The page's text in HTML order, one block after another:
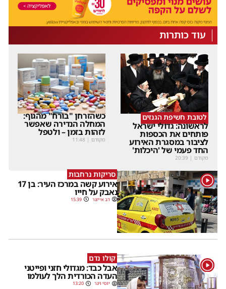
עוד כותרות
לטובת חשיפת הגנזים
לראשונה: גדולי ישראל
פותחים את הכספות
לציבור במסגרת האירוע
החד פעמי של 'היכלות'
מקודם |
20:39
כשהזרחן "בורח" מהגוף:
המחלה הנדירה שאפשר
לזהות בזמן – ולטפל
מקודם |
11:48
1 סריקות נרחבות
אירוע קשה במרכז העיר: בן 17
נאבק על חייו
דב אייזנר 15:39
1 קולו נדם
אבל כבד: מגדולי חזני ופייטני
העדה הכורדית הלך לעולמו
יוסי וינר 13:20